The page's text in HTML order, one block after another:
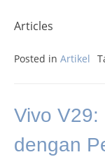
Articles
Posted in Artikel
Vivo V29:
dengan